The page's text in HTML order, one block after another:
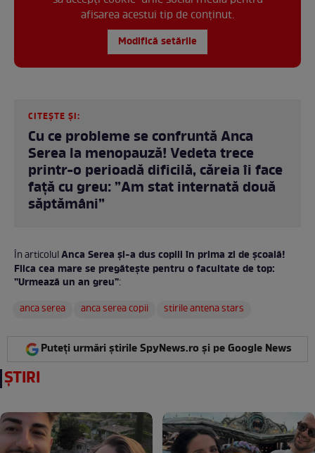
afisarea acestui tip de conținut.
Modifică setările
CITEȘTE ȘI:
Cu ce probleme se confruntă Anca
Serea la menopauză! Vedeta trece
printr-o perioadă dificilă, căreia îi face
față cu greu: ”Am stat internată două
săptămâni”
În articolulAnca Serea și-a dus copiii în prima zi de școală!
Fiica cea mare se pregătește pentru o facultate de top:
”Urmează un an greu”:
anca serea
anca serea copii stirile antena stars
Puteți urmări știrile SpyNews.ro și pe Google News
ȘTIRI